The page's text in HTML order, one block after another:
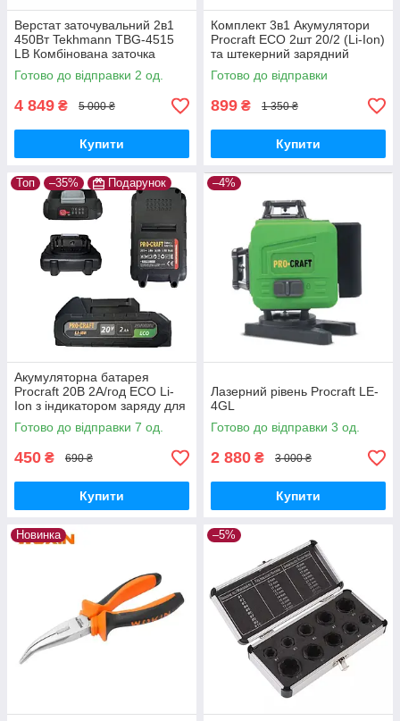
Верстат заточувальний 2в1
450Вт Tekhmann TBG-4515
LВ Комбінована заточка
Техман Абразивний круг
150мм Стрічка 50мм
Готово до відправки 2 од.
4 849 ₴ 5 000 ₴
Купити
Комплект 3в1 Акумулятори
Procraft ECO 2шт 20/2 (Li-Ion)
та штекерний зарядний
пристрій 20В/1А
Готово до відправки
899 ₴ 1 350 ₴
Купити
Топ –35% Подарунок
Акумуляторна батарея
Procraft 20В 2А/год ECO Li-
Ion з індикатором заряду для
інструментів лінійки
Прокрафт 20В
Готово до відправки 7 од.
450 ₴ 690 ₴
Купити
–4%
Лазерний рівень Procraft LE-
4GL
Готово до відправки 3 од.
2 880 ₴ 3 000 ₴
Купити
Новинка –5%